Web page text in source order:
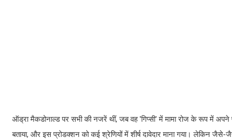
ऑड्रा मैकडोनाल्ड पर सभी की नजरें थीं, जब वह 'गिप्सी' में मामा रोज के रूप में अपने
बताया, और इस प्रोडक्शन को कई श्रेणियों में शीर्ष दावेदार माना गया। लेकिन